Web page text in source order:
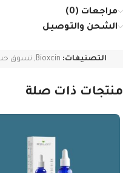
مراجعات (0)
الشحن والتوصيل
التصنيفات: Bioxcin
, تسوق
منتجات ذات صلة